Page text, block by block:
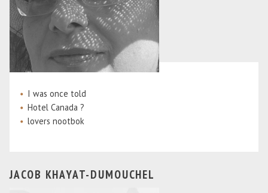
I was once told
Hotel Canada ?
lovers nootbok
JACOB KHAYAT-DUMOUCHEL